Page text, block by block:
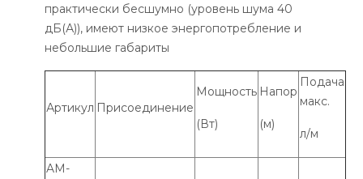
практически бесшумно (уровень шума 40
дБ(А)), имеют низкое энергопотребление и
небольшие габариты
Артикул Присоединение
Мощность
(Вт)
Напор
(м)
Подача
макс.
л/м
AM-